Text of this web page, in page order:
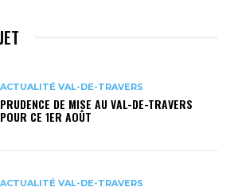
ACTUALITÉ VAL-DE-TRAVERS
PRUDENCE DE MISE AU VAL-DE-TRAVERS
POUR CE 1ER AOÛT
ACTUALITÉ VAL-DE-TRAVERS